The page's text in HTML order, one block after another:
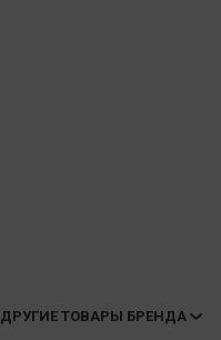
ДРУГИЕ ТОВАРЫ БРЕНДА